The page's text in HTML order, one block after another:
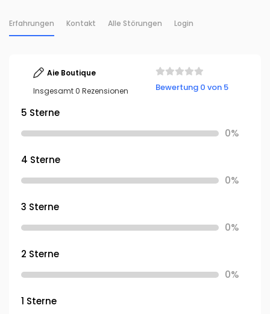
Erfahrungen Kontakt Alle Störungen Login
Aie Boutique
Insgesamt 0 Rezensionen
Bewertung 0 von 5
5 Sterne
0%
4 Sterne
0%
3 Sterne
0%
2 Sterne
0%
1 Sterne